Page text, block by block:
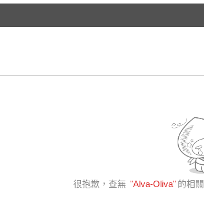
很抱歉，查無 "Alva-Oliva" 的相